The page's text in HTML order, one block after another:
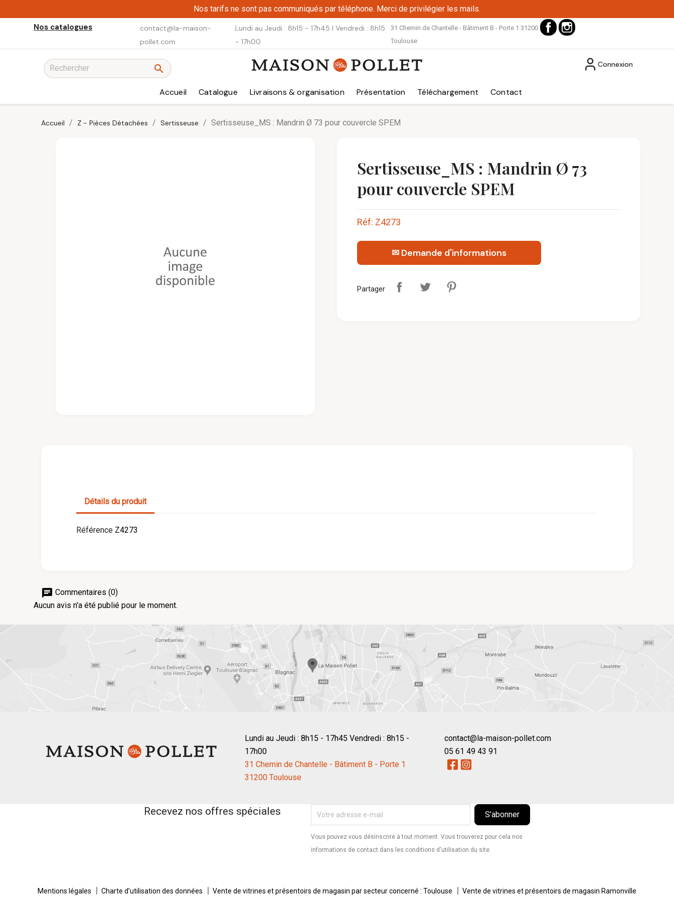
Nos tarifs ne sont pas communiqués par téléphone. Merci de privilégier les mails.
Nos catalogues
contact@la-maison-
pollet.com
Lundi au Jeudi : 8h15 - 17h45 I Vendredi : 8h15
- 17h00
31 Chemin de Chantelle - Bâtiment B - Porte 1 31200
Toulouse
Facebook
 Connexion
Accueil Catalogue Livraisons & organisation Présentation Téléchargement Contact
Accueil Z - Pièces Détachées Sertisseuse Sertisseuse_MS : Mandrin Ø 73 pour couvercle SPEM
Sertisseuse_MS : Mandrin Ø 73
pour couvercle SPEM
Réf: Z4273
✉ Demande d'informations
Partager
Détails du produit
Référence Z4273
chat Commentaires (0)
Aucun avis n'a été publié pour le moment.
Lundi au Jeudi : 8h15 - 17h45 Vendredi : 8h15 -
17h00
31 Chemin de Chantelle - Bâtiment B - Porte 1
31200 Toulouse
contact@la-maison-pollet.com
05 61 49 43 91
Recevez nos offres spéciales
Vous pouvez vous désinscrire à tout moment. Vous trouverez pour cela nos
informations de contact dans les conditions d'utilisation du site.
Mentions légales Charte d’utilisation des données Vente de vitrines et présentoirs de magasin par secteur concerné : Toulouse Vente de vitrines et présentoirs de magasin Ramonville